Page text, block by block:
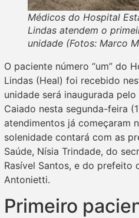
Médicos do Hospital
Lindas atendem o
unidade (Fotos: Marco
O paciente número “um” do
Lindas (Heal) foi recebido
unidade será inaugurada
Caiado nesta segunda-feira
atendimentos já começaram
solenidade contará com as
Saúde, Nísia Trindade, do
Rasível Santos, e do prefeito
Antonietti.
Primeiro